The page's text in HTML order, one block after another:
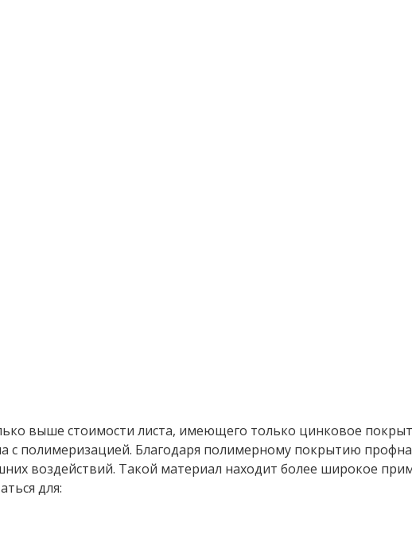
выше стоимости листа, имеющего только цинковое
с полимеризацией. Благодаря полимерному покрытию
воздействий. Такой материал находит более широкое
для: